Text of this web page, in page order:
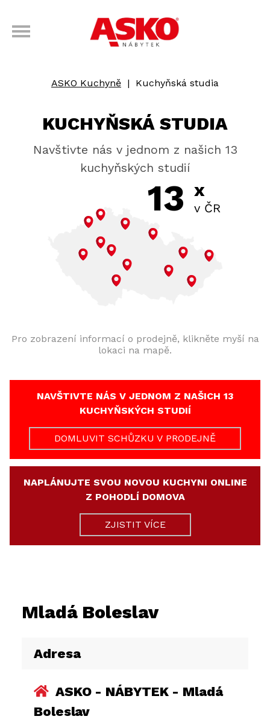
ASKO Kuchyně | Kuchyňská studia
KUCHYŇSKÁ STUDIA
Navštivte nás v jednom z našich 13
kuchyňských studií
13 x
v ČR
Pro zobrazení informací o prodejně, klikněte myší na
lokaci na mapě.
NAVŠTIVTE NÁS V JEDNOM Z NAŠICH 13
KUCHYŇSKÝCH STUDIÍ
DOMLUVIT SCHŮZKU V PRODEJNĚ
NAPLÁNUJTE SVOU NOVOU KUCHYNI ONLINE
Z POHODLÍ DOMOVA
ZJISTIT VÍCE
Mladá Boleslav
Adresa
ASKO - NÁBYTEK - Mladá
Boleslav